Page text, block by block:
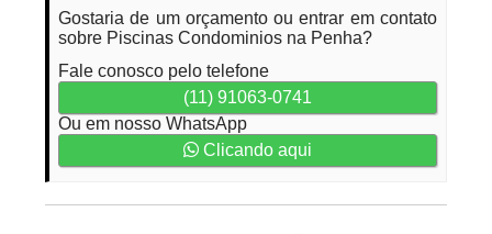
Gostaria de um orçamento ou entrar em contato
sobre Piscinas Condominios na Penha?
Fale conosco pelo telefone
(11) 91063-0741
Ou em nosso WhatsApp
Clicando aqui